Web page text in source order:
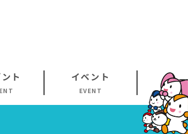
ト イベント
EVENT